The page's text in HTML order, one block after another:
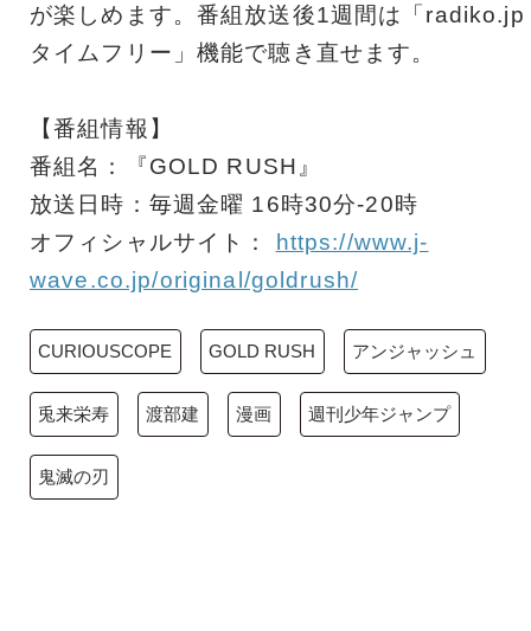
が楽しめます。番組放送後1週間は「radiko.jp
タイムフリー」機能で聴き直せます。
【番組情報】
番組名：『GOLD RUSH』
放送日時：毎週金曜 16時30分-20時
オフィシャルサイト： https://www.j-
wave.co.jp/original/goldrush/
CURIOUSCOPE GOLD RUSH アンジャッシュ
兎来栄寿 渡部建 漫画 週刊少年ジャンプ
鬼滅の刃